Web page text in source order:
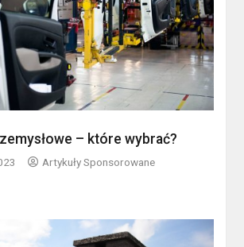
– które wybrać?
Artykuły Sponsorowane